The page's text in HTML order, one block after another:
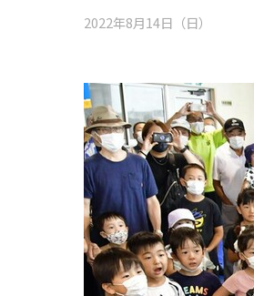
2022年8月14日（日）
パワースポット